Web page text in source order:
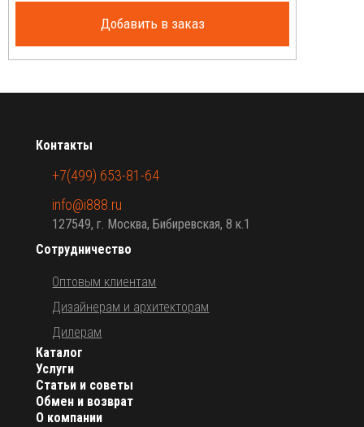
Добавить в заказ
О компании
Каталог
Услуги
Статьи и советы
Обмен и возврат
Сотрудничество
Оптовым клиентам
Дизайнерам и архитекторам
Дилерам
Контакты
+7(499) 653-81-64
info@i888.ru
127549, г. Москва, Бибиревская, 8 к.1